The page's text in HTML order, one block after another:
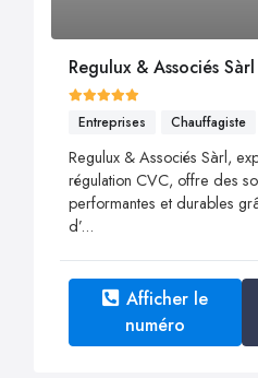
Regulux & Associés Sàrl
Entreprises Chauffagiste
Regulux & Associés Sàrl,
régulation CVC, offre des
performantes et durables
d’...
Afficher le
numéro